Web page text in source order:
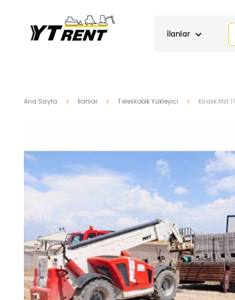
İlanlar
Ana Sayfa İlanlar Teleskobik Yükleyici Kiralık Mst